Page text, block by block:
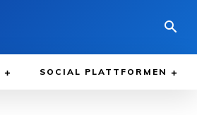
SOCIAL PLATTFORMEN